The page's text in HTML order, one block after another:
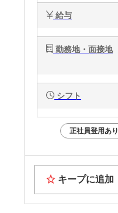
給与
勤務地・面接地
シフト
正社員登用あり
キープに追加